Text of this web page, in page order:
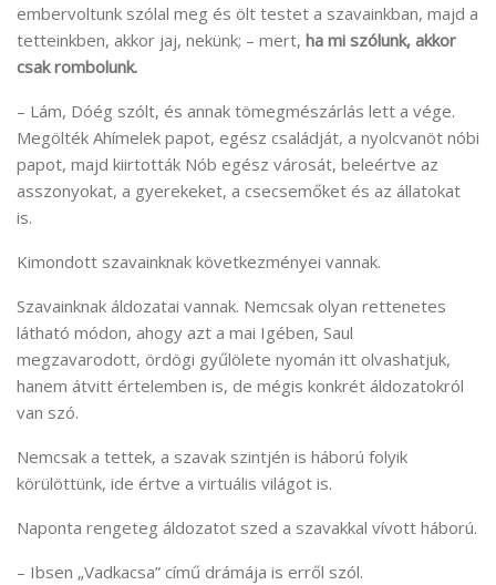
embervoltunk szólal meg és ölt testet a szavainkban, majd a
tetteinkben, akkor jaj, nekünk; – mert, ha mi szólunk, akkor
csak rombolunk.
– Lám, Dóég szólt, és annak tömegmészárlás lett a vége.
Megölték Ahímelek papot, egész családját, a nyolcvanöt nóbi
papot, majd kiirtották Nób egész városát, beleértve az
asszonyokat, a gyerekeket, a csecsemőket és az állatokat
is.
Kimondott szavainknak következményei vannak.
Szavainknak áldozatai vannak. Nemcsak olyan rettenetes
látható módon, ahogy azt a mai Igében, Saul
megzavarodott, ördögi gyűlölete nyomán itt olvashatjuk,
hanem átvitt értelemben is, de mégis konkrét áldozatokról
van szó.
Nemcsak a tettek, a szavak szintjén is háború folyik
körülöttünk, ide értve a virtuális világot is.
Naponta rengeteg áldozatot szed a szavakkal vívott háború.
– Ibsen „Vadkacsa” című drámája is erről szól.